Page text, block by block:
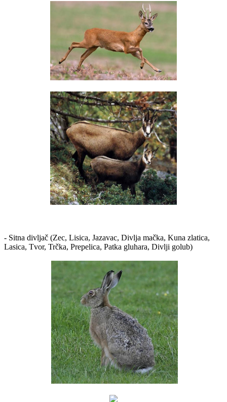
- Sitna divljač (Zec, Lisica, Jazavac, Divlja mačka, Kuna zlatica,
Lasica, Tvor, Trčka, Prepelica, Patka gluhara, Divlji golub)